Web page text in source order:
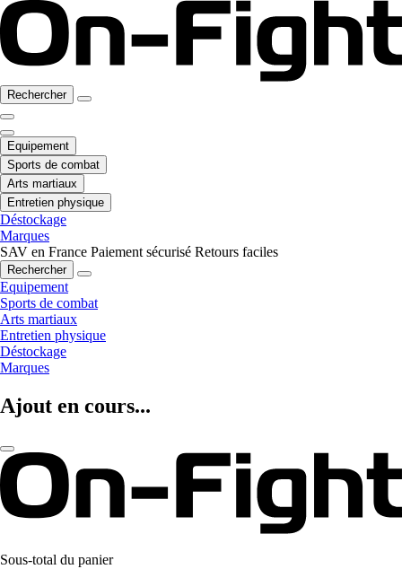
Rechercher
Equipement
Sports de combat
Arts martiaux
Entretien physique
Déstockage
Marques
SAV en France Paiement sécurisé Retours faciles
Rechercher
Equipement
Sports de combat
Arts martiaux
Entretien physique
Déstockage
Marques
Ajout en cours...
Sous-total du panier